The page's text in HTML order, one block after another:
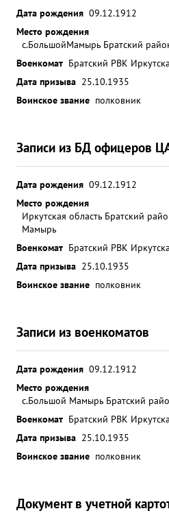
Дата рождения 09.12.1912
Место рождения
с.БольшойМамырь Братский
Военкомат Братский РВК
Дата призыва 25.10.1935
Воинское звание полковник
Записи из БД офицеров
Дата рождения 09.12.1912
Место рождения
Иркутская область Братский
Мамырь
Военкомат Братский РВК
Дата призыва 25.10.1935
Воинское звание полковник
Записи из военкоматов
Дата рождения 09.12.1912
Место рождения
с.Большой Мамырь Братский
Военкомат Братский РВК
Дата призыва 25.10.1935
Воинское звание полковник
Документ в учетной